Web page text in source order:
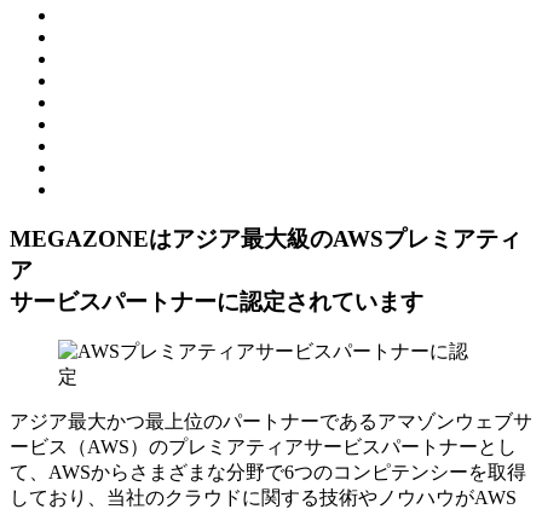
MEGAZONEはアジア最⼤級のAWSプレミアティ
ア
サービスパートナーに認定されています
アジア最大かつ最上位のパートナーであるアマゾンウェブサ
ービス（AWS）のプレミアティアサービスパートナーとし
て、AWSからさまざまな分野で6つのコンピテンシーを取得
しており、当社のクラウドに関する技術やノウハウがAWS